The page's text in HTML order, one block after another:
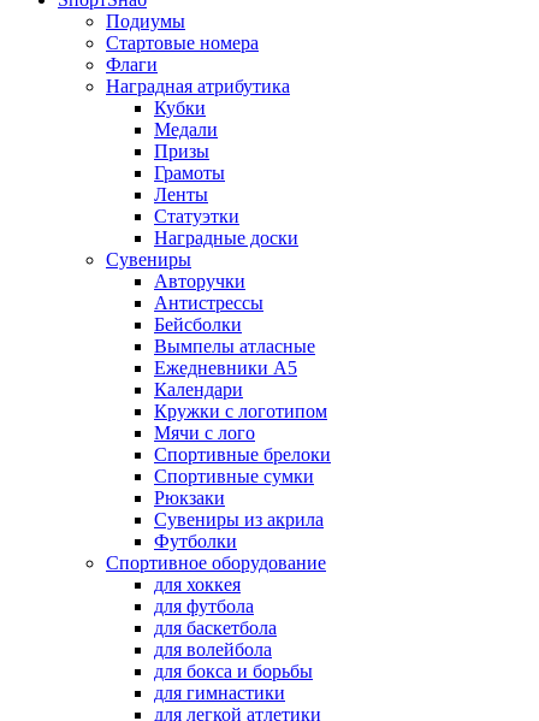
Подиумы
Стартовые номера
Флаги
Наградная атрибутика
Кубки
Медали
Призы
Грамоты
Ленты
Статуэтки
Наградные доски
Сувениры
Авторучки
Антистрессы
Бейсболки
Вымпелы атласные
Ежедневники А5
Календари
Кружки с логотипом
Мячи с лого
Спортивные брелоки
Спортивные сумки
Рюкзаки
Сувениры из акрила
Футболки
Спортивное оборудование
для хоккея
для футбола
для баскетбола
для волейбола
для бокса и борьбы
для гимнастики
для легкой атлетики